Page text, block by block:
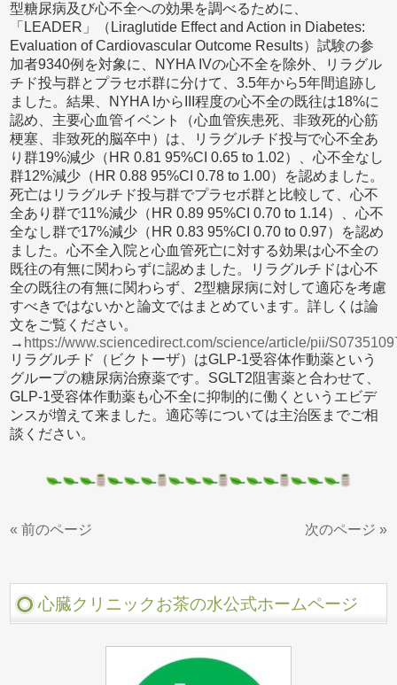
型糖尿病及び心不全への効果を調べるために、
「LEADER」（Liraglutide Effect and Action in Diabetes:
Evaluation of Cardiovascular Outcome Results）試験の参
加者9340例を対象に、NYHA IVの心不全を除外、リラグル
チド投与群とプラセボ群に分けて、3.5年から5年間追跡し
ました。結果、NYHA IからIII程度の心不全の既往は18%に
認め、主要心血管イベント（心血管疾患死、非致死的心筋
梗塞、非致死的脳卒中）は、リラグルチド投与で心不全あ
り群19%減少（HR 0.81 95%CI 0.65 to 1.02）、心不全なし
群12%減少（HR 0.88 95%CI 0.78 to 1.00）を認めました。
死亡はリラグルチド投与群でプラセボ群と比較して、心不
全あり群で11%減少（HR 0.89 95%CI 0.70 to 1.14）、心不
全なし群で17%減少（HR 0.83 95%CI 0.70 to 0.97）を認め
ました。心不全入院と心血管死亡に対する効果は心不全の
既往の有無に関わらずに認めました。リラグルチドは心不
全の既往の有無に関わらず、2型糖尿病に対して適応を考慮
すべきではないかと論文ではまとめています。詳しくは論
文をご覧ください。
→ https://www.sciencedirect.com/science/article/pii/
リラグルチド（ビクトーザ）はGLP-1受容体作動薬という
グループの糖尿病治療薬です。SGLT2阻害薬と合わせて、
GLP-1受容体作動薬も心不全に抑制的に働くというエビデ
ンスが増えて来ました。適応等については主治医までご相
談ください。
« 前のページ 次のページ »
心臓クリニックお茶の水公式ホームページ